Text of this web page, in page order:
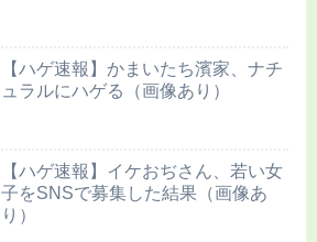
【ハゲ速報】かまいたち濱家、ナチ
ュラルにハゲる（画像あり）
【ハゲ速報】イケおぢさん、若い女
子をSNSで募集した結果（画像あ
り）